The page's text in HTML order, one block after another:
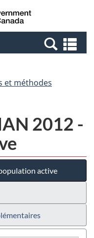
Canada
et
et méthodes
2012 -
active